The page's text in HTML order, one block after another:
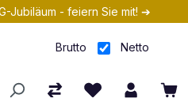
Jubiläum - feiern Sie mit! ➔
Brutto Netto